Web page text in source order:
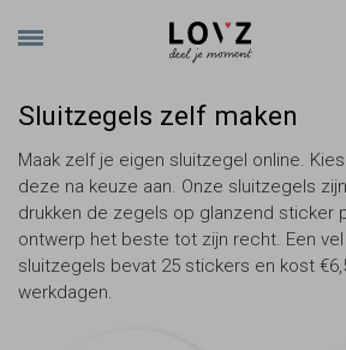
Sluitzegels zelf maken
Maak zelf je eigen sluitzegel online.
deze na keuze aan. Onze sluitzegels
drukken de zegels op glanzend sticker
ontwerp het beste tot zijn recht. Een
sluitzegels bevat 25 stickers en kost
werkdagen.